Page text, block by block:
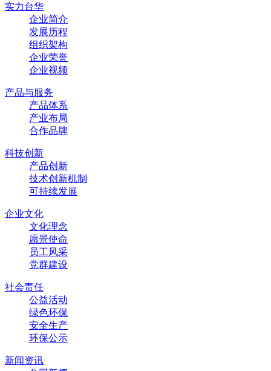
实力台华
企业简介
发展历程
组织架构
企业荣誉
企业视频
产品与服务
产品体系
产业布局
合作品牌
科技创新
产品创新
技术创新机制
可持续发展
企业文化
文化理念
愿景使命
员工风采
党群建设
社会责任
公益活动
绿色环保
安全生产
环保公示
新闻资讯